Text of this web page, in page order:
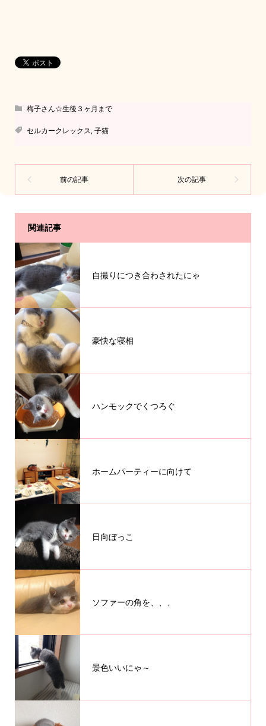
梅子さん☆生後３ヶ月まで
セルカークレックス,子猫
関連記事
自撮りにつき合わされたにゃ
豪快な寝相
ハンモックでくつろぐ
ホームパーティーに向けて
日向ぼっこ
ソファーの角を、、、
景色いいにゃ～